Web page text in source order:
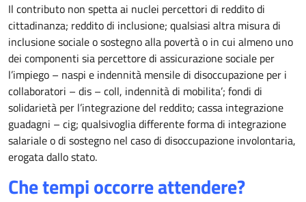
Il contributo non spetta ai nuclei percettori di reddito di
cittadinanza; reddito di inclusione; qualsiasi altra misura di
inclusione sociale o sostegno alla povertà o in cui almeno uno
dei componenti sia percettore di assicurazione sociale per
l’impiego – naspi e indennità mensile di disoccupazione per i
collaboratori – dis – coll, indennità di mobilita’; fondi di
solidarietà per l’integrazione del reddito; cassa integrazione
guadagni – cig; qualsivoglia differente forma di integrazione
salariale o di sostegno nel caso di disoccupazione involontaria,
erogata dallo stato.
Che tempi occorre attendere?